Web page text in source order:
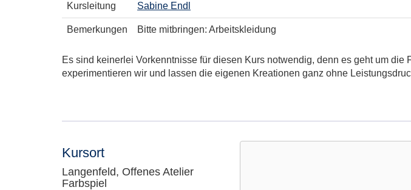
Kursleitung Sabine Endl
Bemerkungen Bitte mitbringen: Arbeitskleidung
Es sind keinerlei Vorkenntnisse für diesen Kurs notwendig, denn es geht um
experimentieren wir und lassen die eigenen Kreationen ganz ohne
Kursort
Langenfeld, Offenes Atelier
Farbspiel